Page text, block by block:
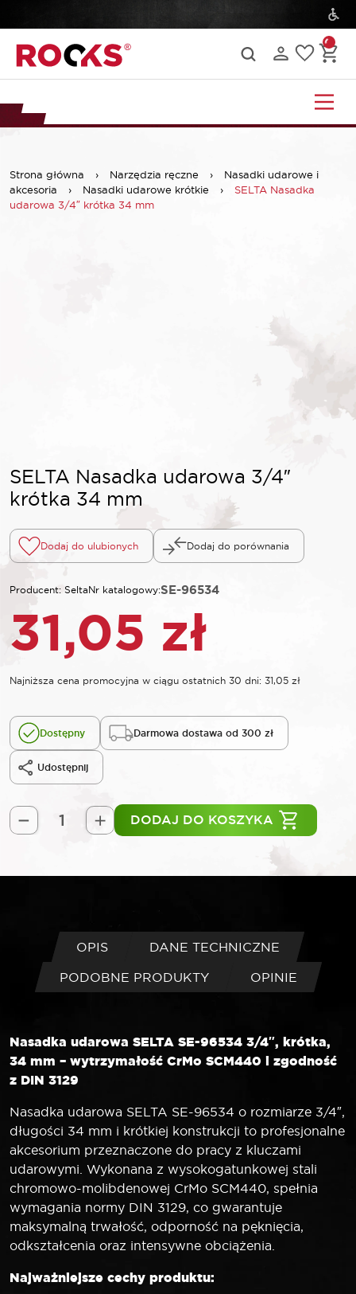
Strona główna › Narzędzia ręczne ›
Nasadki udarowe i
akcesoria
› Nasadki udarowe krótkie ›
SELTA Nasadka
udarowa 3/4″ krótka 34 mm
SELTA Nasadka udarowa 3/4″
krótka 34 mm
Dodaj do ulubionych Dodaj do porównania
Producent: SeltaNr katalogowy:SE-96534
31,05 zł
Najniższa cena promocyjna w ciągu ostatnich 30 dni: 31,05 zł
Dostępny Darmowa dostawa od 300 zł
Udostępnij
ilość
34
DODAJ DO KOSZYKA
OPIS
DANE TECHNICZNE
PODOBNE PRODUKTY
OPINIE
Nasadka udarowa SELTA SE-96534 3/4″, krótka,
34 mm – wytrzymałość CrMo SCM440 i zgodność
z DIN 3129
Nasadka udarowa SELTA SE-96534 o rozmiarze 3/4″,
długości 34 mm i krótkiej konstrukcji to profesjonalne
akcesorium przeznaczone do pracy z kluczami
udarowymi. Wykonana z wysokogatunkowej stali
chromowo-molibdenowej CrMo SCM440, spełnia
wymagania normy DIN 3129, co gwarantuje
maksymalną trwałość, odporność na pęknięcia,
odkształcenia oraz intensywne obciążenia.
Najważniejsze cechy produktu: